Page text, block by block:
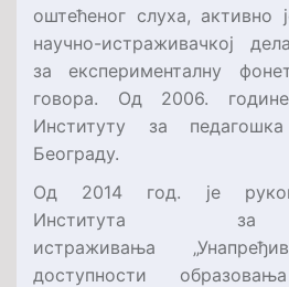
оштећеног слуха, активно
научно-истраживачкој
за експерименталну
говора. Од 2006.
Институту за
Београду.
Од 2014 год. је
Института за
истраживања
доступности